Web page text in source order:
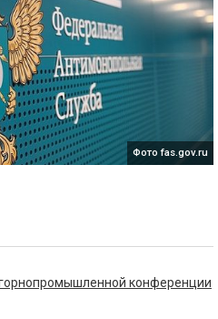
Фото fas.gov.ru
конференции